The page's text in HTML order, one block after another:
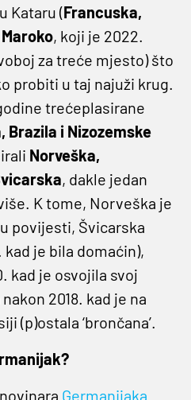
Kataru (Francuska,
, koji je 2022.
za treće mjesto) što
probiti u taj najuži krug.
trećeplasirane
Brazila i Nizozemske
Norveška,
, dakle jedan
K tome, Norveška je
povijesti, Švicarska
kad je bila domaćin),
kad je osvojila svoj
2018. kad je na
(p)ostala ‘brončana’.
Germanijaka